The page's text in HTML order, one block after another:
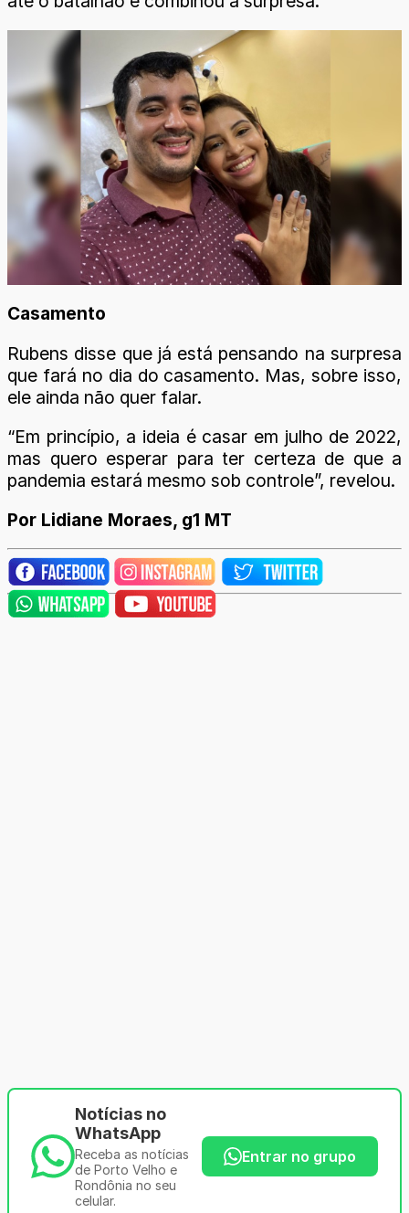
Casamento
Rubens disse que já está pensando na surpresa
que fará no dia do casamento. Mas, sobre isso,
ele ainda não quer falar.
“Em princípio, a ideia é casar em julho de 2022,
mas quero esperar para ter certeza de que a
pandemia estará mesmo sob controle”, revelou.
Por Lidiane Moraes, g1 MT
Notícias no
WhatsApp
Receba as notícias
de Porto Velho e
Rondônia no seu
celular.
Entrar no grupo